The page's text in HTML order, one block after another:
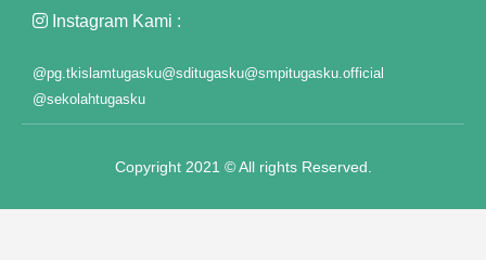
Instagram Kami :
@pg.tkislamtugasku@sditugasku@smpitugasku.official
@sekolahtugasku
Copyright 2021 © All rights Reserved.